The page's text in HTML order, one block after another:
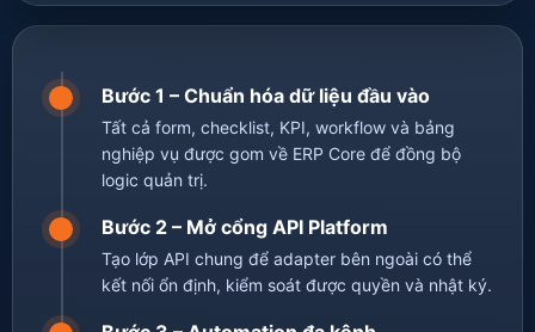
Bước 1 – Chuẩn hóa dữ liệu đầu vào
Tất cả form, checklist, KPI, workflow và bảng
nghiệp vụ được gom về ERP Core để đồng bộ
logic quản trị.
Bước 2 – Mở cổng API Platform
Tạo lớp API chung để adapter bên ngoài có thể
kết nối ổn định, kiểm soát được quyền và nhật ký.